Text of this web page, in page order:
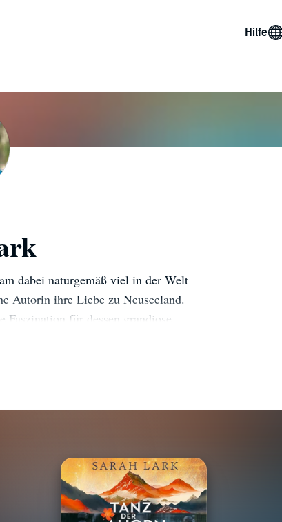
Hilfe
dabei naturgemäß viel in der Welt
Autorin ihre Liebe zu Neuseeland.
für dessen grandiose
Sarah Lark ist das Pseudonym einer
zu ihrem Repertoire. Diese
Ricarda Jordan.